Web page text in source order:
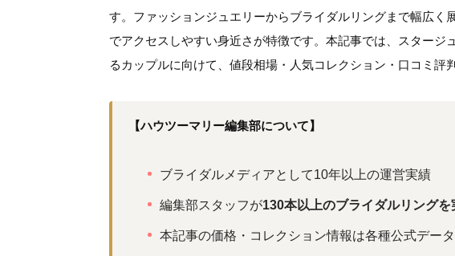
す。ファッションジュエリーからブライダルリングまで幅広く
でアクセスしやすい身近さが特徴です。本記事では、スタージ
るカップルに向けて、値段相場・人気コレクション・口コミ評
【ハウツーマリー編集部について】
ブライダルメディアとして10年以上の運営実績
編集部スタッフが130本以上のブライダルリングを
本記事の価格・コレクション情報は各種公式デー